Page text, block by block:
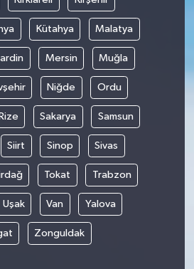
Kütahya Malatya
Mersin Muğla
Niğde Ordu
Rize Sakarya Samsun
Siirt Sinop Sivas
Tokat Trabzon
Uşak Van Yalova
Zonguldak